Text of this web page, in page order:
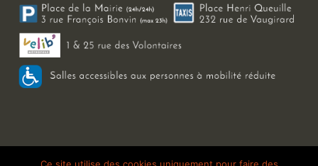
Copyright 2026 Le Bal Blomet | Tous droits réservés | Mentions légales